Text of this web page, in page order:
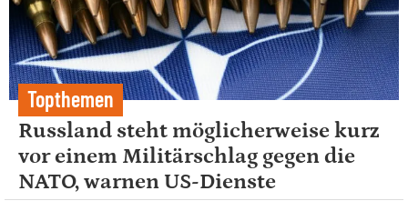
Topthemen
Russland steht möglicherweise kurz
vor einem Militärschlag gegen die
NATO, warnen US-Dienste